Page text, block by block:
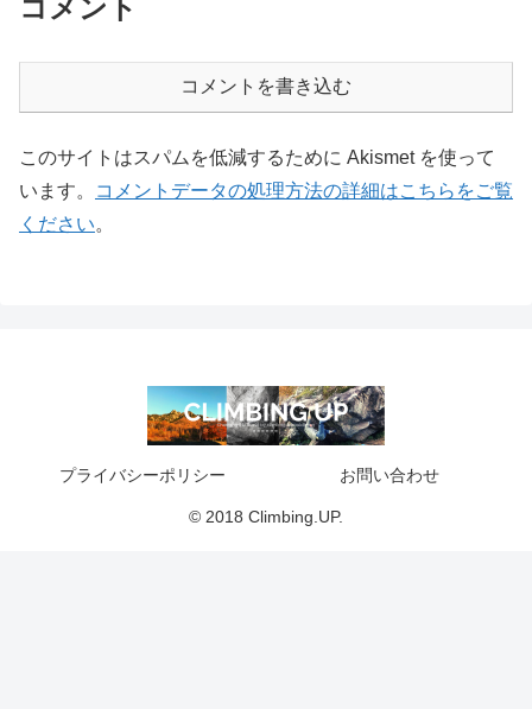
コメント
コメントを書き込む
このサイトはスパムを低減するために Akismet を使って
います。
コメントデータの処理方法の詳細はこちらをご覧
ください。
プライバシーポリシー お問い合わせ
© 2018 Climbing.UP.